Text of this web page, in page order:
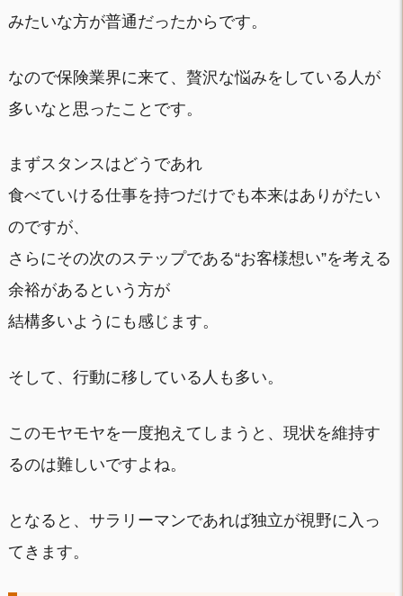
みたいな方が普通だったからです。
なので保険業界に来て、贅沢な悩みをしている人が
多いなと思ったことです。
まずスタンスはどうであれ
食べていける仕事を持つだけでも本来はありがたい
のですが、
さらにその次のステップである“お客様想い”を考える
余裕があるという方が
結構多いようにも感じます。
そして、行動に移している人も多い。
このモヤモヤを一度抱えてしまうと、現状を維持す
るのは難しいですよね。
となると、サラリーマンであれば独立が視野に入っ
てきます。